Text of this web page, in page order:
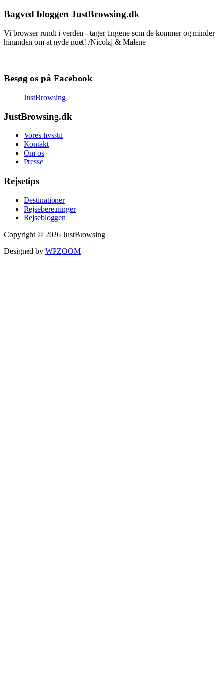
Bagved bloggen JustBrowsing.dk
Vi browser rundt i verden - tager tingene som de kommer og minder
hinanden om at nyde nuet! /Nicolaj & Malene
Besøg os på Facebook
JustBrowsing
JustBrowsing.dk
Vores livsstil
Kontakt
Om os
Presse
Rejsetips
Destinationer
Rejseberetninger
Rejsebloggen
Copyright © 2026 JustBrowsing
Designed by WPZOOM